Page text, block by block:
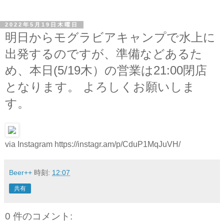
2022年5月19日木曜日
明日からモグラビアキャンプで水上に
出発するのですが、準備などあるた
め、本日(5/19木）の営業は21:00閉店
となります。 よろしくお願いしま
す。
via Instagram https://instagr.am/p/CduP1MqJuVH/
Beer++ 時刻: 12:07
共有
0 件のコメント: